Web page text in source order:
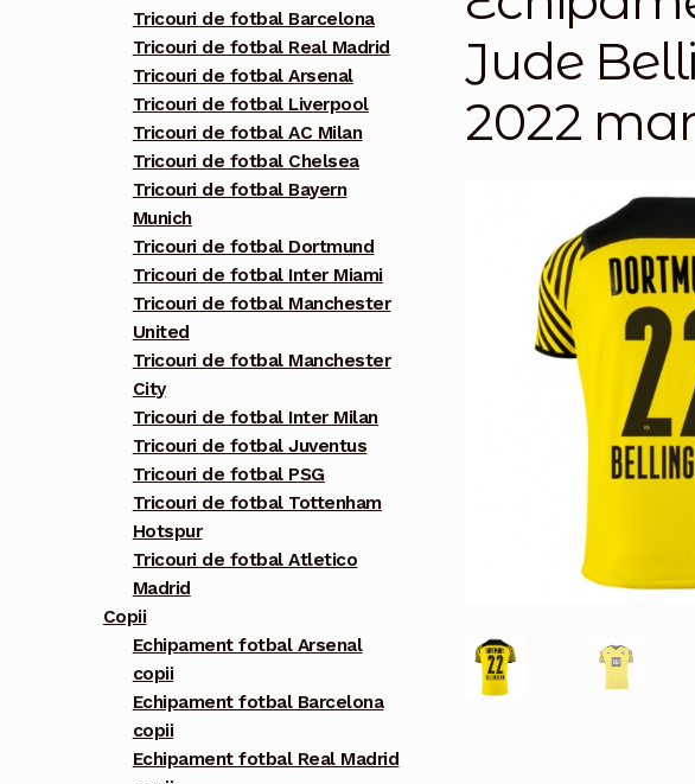
Jude
2022
Tricouri de fotbal Barcelona
Tricouri de fotbal Real Madrid
Tricouri de fotbal Arsenal
Tricouri de fotbal Liverpool
Tricouri de fotbal AC Milan
Tricouri de fotbal Chelsea
Tricouri de fotbal Bayern
Munich
Tricouri de fotbal Dortmund
Tricouri de fotbal Inter Miami
Tricouri de fotbal Manchester
United
Tricouri de fotbal Manchester
City
Tricouri de fotbal Inter Milan
Tricouri de fotbal Juventus
Tricouri de fotbal PSG
Tricouri de fotbal Tottenham
Hotspur
Tricouri de fotbal Atletico
Madrid
Copii
Echipament fotbal Arsenal
copii
Echipament fotbal Barcelona
copii
Echipament fotbal Real Madrid